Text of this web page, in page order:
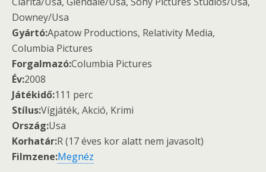
Downey/Usa
Gyártó:Apatow Productions, Relativity Media,
Columbia Pictures
Forgalmazó:Columbia Pictures
Év:2008
Játékidő:111 perc
Stílus:Vígjáték, Akció, Krimi
Ország:Usa
Korhatár:R (17 éves kor alatt nem javasolt)
Filmzene:Megnéz